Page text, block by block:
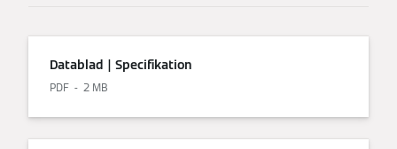
Datablad | Specifikation
PDF 2 MB